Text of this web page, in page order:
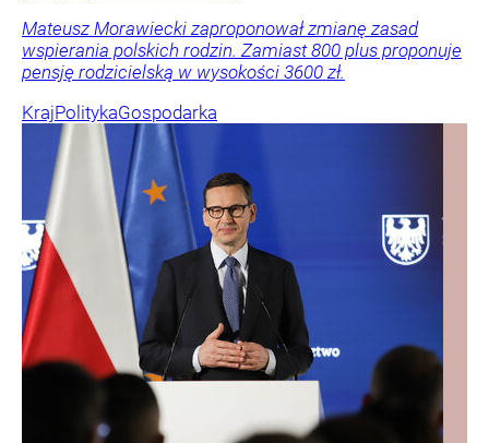
Mateusz Morawiecki zaproponował zmianę zasad
wspierania polskich rodzin. Zamiast 800 plus proponuje
pensję rodzicielską w wysokości 3600 zł.
KrajPolitykaGospodarka